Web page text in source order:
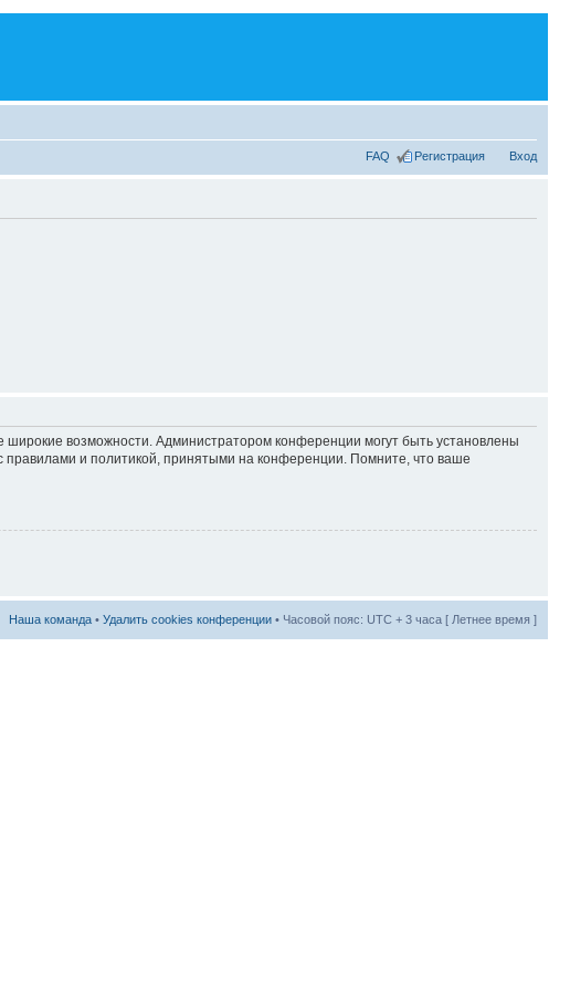
FAQ Регистрация Вход
возможности. Администратором конференции могут быть установлены
правилами и политикой, принятыми на конференции. Помните, что ваше
Наша команда • Удалить cookies конференции • Часовой пояс: UTC + 3 часа [ Летнее время ]